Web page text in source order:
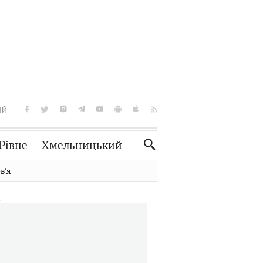
Хмельницький
Словко